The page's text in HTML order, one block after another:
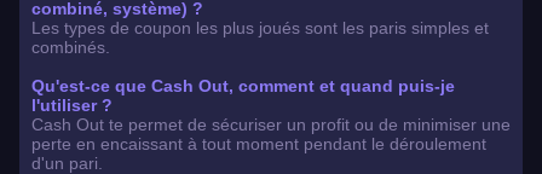
combiné, système) ?
Les types de coupon les plus joués sont les paris simples et
combinés.
Qu'est-ce que Cash Out, comment et quand puis-je
l'utiliser ?
Cash Out te permet de sécuriser un profit ou de minimiser une
perte en encaissant à tout moment pendant le déroulement
d'un pari.